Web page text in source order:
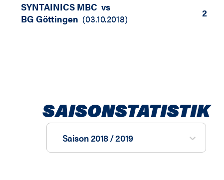
SYNTAINICS MBC vs
BG Göttingen (03.10.2018) 2
SAISONSTATISTIK
Saison 2018 / 2019